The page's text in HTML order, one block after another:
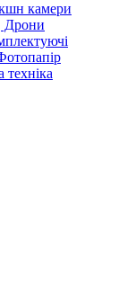
камери
Дрони
техніка